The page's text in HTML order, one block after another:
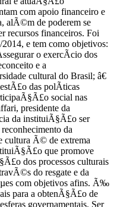
com apoio financeiro e
alÃ©m de poderem se
recursos financeiros. Foi
e tem como objetivos:
o exercÃ­cio dos
e a
cultural do Brasil; â€
das polÃ­ticas
social nas
presidente da
da instituiÃ§Ã£o ser
da
cultura Ã© de extrema
que promove
dos processos culturais
do resgate e da
com objetivos afins. Ã‰
para a obtenÃ§Ã£o de
governamentais. Ser